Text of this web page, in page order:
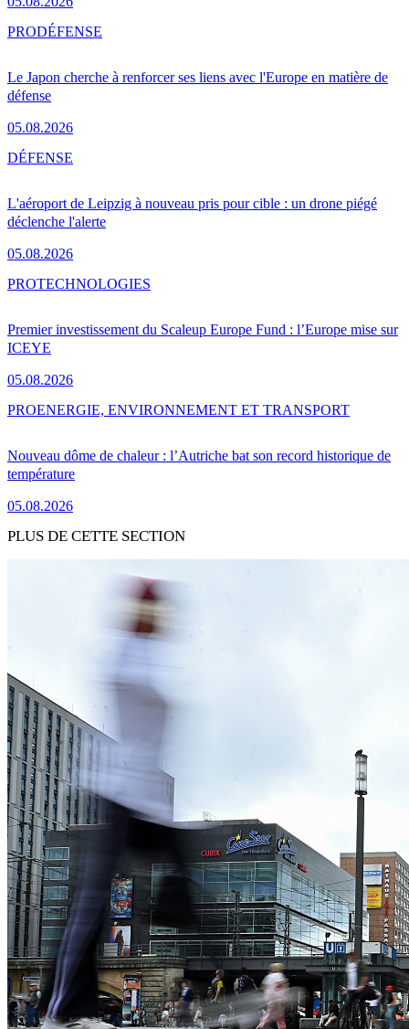
Le Japon cherche à renforcer ses liens avec l'Europe en matière de
défense
05.08.2026
PRODÉFENSE
L'aéroport de Leipzig à nouveau pris pour cible : un drone piégé
déclenche l'alerte
05.08.2026
DÉFENSE
Premier investissement du Scaleup Europe Fund : l’Europe mise sur
ICEYE
05.08.2026
PROTECHNOLOGIES
Nouveau dôme de chaleur : l’Autriche bat son record historique de
température
05.08.2026
PROENERGIE, ENVIRONNEMENT ET TRANSPORT
PLUS DE CETTE SECTION